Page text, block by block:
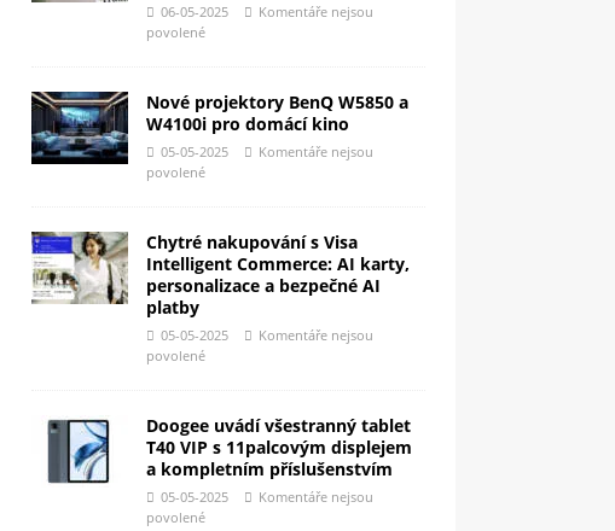
06-05-2025
Komentáře nejsou
povolené
Nové projektory BenQ W5850 a
W4100i pro domácí kino
05-05-2025
Komentáře nejsou
povolené
Chytré nakupování s Visa
Intelligent Commerce: AI karty,
personalizace a bezpečné AI
platby
05-05-2025
Komentáře nejsou
povolené
Doogee uvádí všestranný tablet
T40 VIP s 11palcovým displejem
a kompletním příslušenstvím
05-05-2025
Komentáře nejsou
povolené